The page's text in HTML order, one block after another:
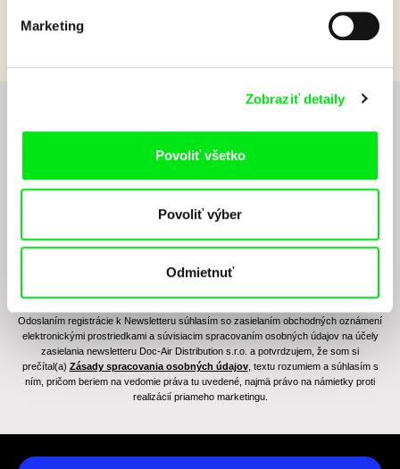
Marketing
Zobraziť detaily
Povoliť všetko
Povoliť výber
Odmietnuť
Chcete byť pravidelne informovaní o novinkách v
junior programe?
Odoslaním registrácie k Newsletteru súhlasím so zasielaním obchodných oznámení
elektronickými prostriedkami a súvisiacim spracovaním osobných údajov na účely
zasielania newsletteru Doc-Air Distribution s.r.o. a potvrdzujem, že som si
prečítal(a) Zásady spracovania osobných údajov, textu rozumiem a súhlasím s
ním, pričom beriem na vedomie práva tu uvedené, najmä právo na námietky proti
realizácií priameho marketingu.